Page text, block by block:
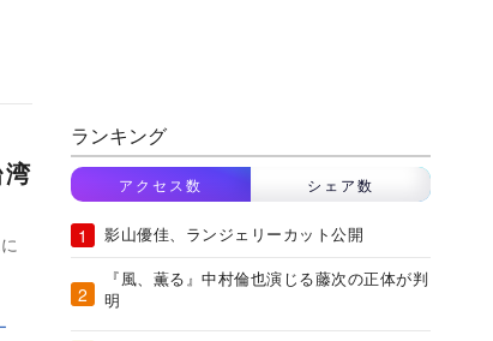
ランキング
アクセス数 シェア数
影山優佳、ランジェリーカット公開
『風、薫る』中村倫也演じる藤次の正体が判
明